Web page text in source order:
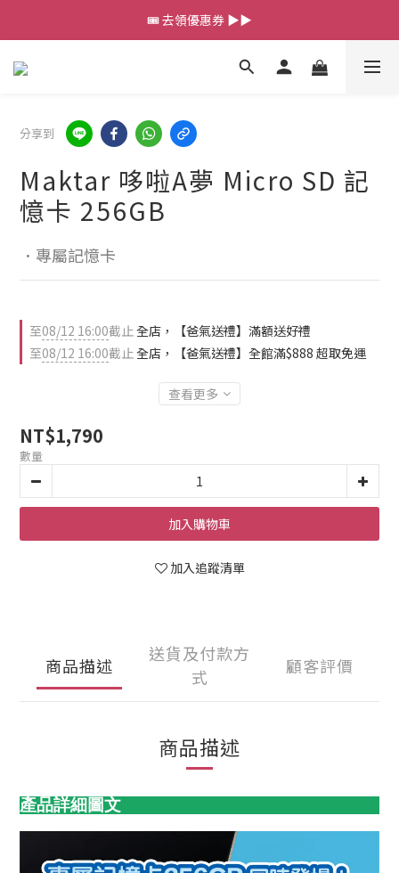
💰新會員送 $88 購物金
🎟️ 去領優惠券 ▶▶
💰新會員送 $88 購物金
分享到
Maktar 哆啦A夢 Micro SD 記
憶卡 256GB
．專屬記憶卡
至08/12 16:00截止全店，【爸氣送禮】滿額送好禮
至08/12 16:00截止全店，【爸氣送禮】全館滿$888 超取免運
查看更多
NT$1,790
數量
加入購物車
加入追蹤清單
商品描述
送貨及付款方
式
顧客評價
商品描述
產品詳細圖文